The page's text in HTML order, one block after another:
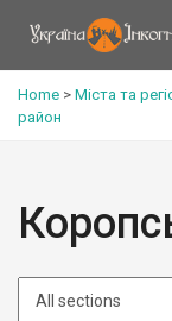
Home > Міста та
район